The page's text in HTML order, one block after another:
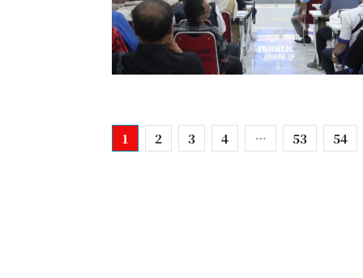
1 2 3 4 … 53 54